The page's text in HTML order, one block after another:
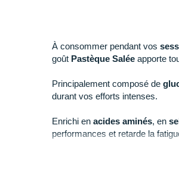
À consommer pendant vos
goût Pastèque Salée apporte
Principalement composé de
durant vos efforts intenses.
Enrichi en acides aminés, en
performances et retarde la